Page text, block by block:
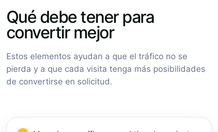
Qué debe tener para
convertir mejor
Estos elementos ayudan a que el tráfico no se
pierda y a que cada visita tenga más posibilidades
de convertirse en solicitud.